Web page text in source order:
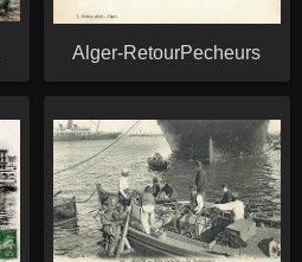
Alger-RetourPecheurs